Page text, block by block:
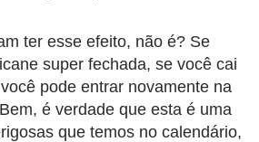
ter esse efeito, não é? Se
super fechada, se você cai
pode entrar novamente na
é verdade que esta é uma
que temos no calendário,